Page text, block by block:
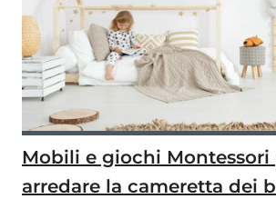
Mobili e giochi Montessori
arredare la cameretta dei